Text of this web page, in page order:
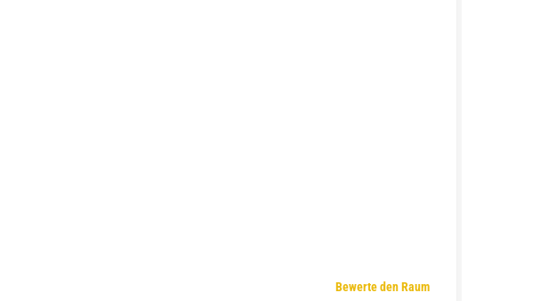
Bewerte den Raum